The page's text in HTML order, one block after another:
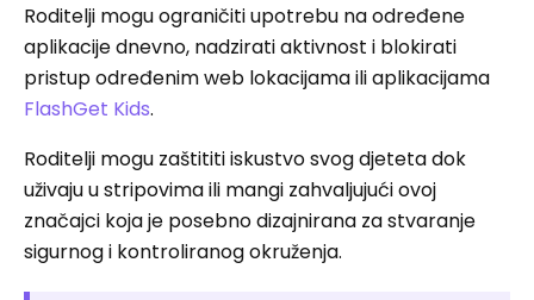
Roditelji mogu ograničiti upotrebu na određene
aplikacije dnevno, nadzirati aktivnost i blokirati
pristup određenim web lokacijama ili aplikacijama
FlashGet Kids.
Roditelji mogu zaštititi iskustvo svog djeteta dok
uživaju u stripovima ili mangi zahvaljujući ovoj
značajci koja je posebno dizajnirana za stvaranje
sigurnog i kontroliranog okruženja.